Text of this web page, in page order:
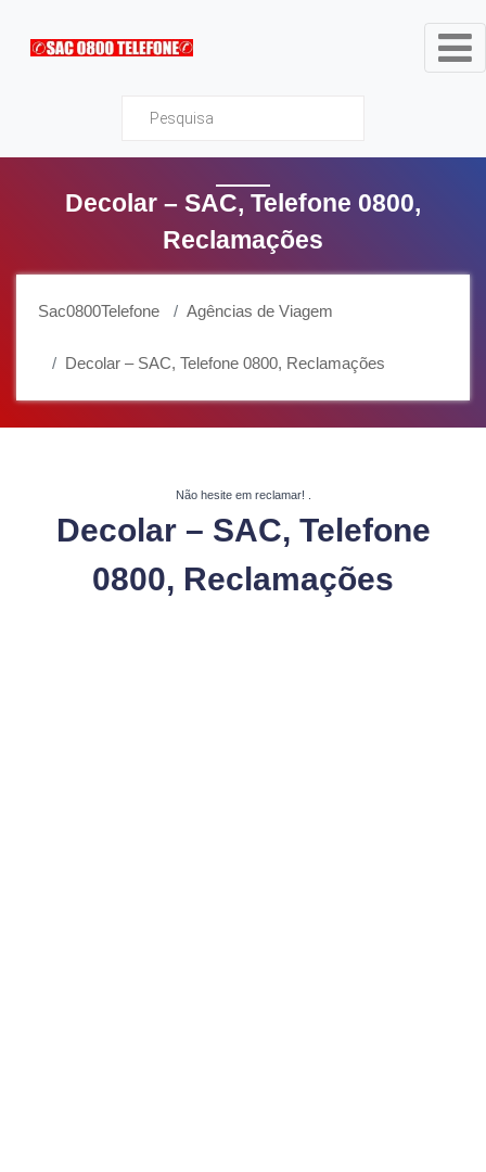
Sac0800Telefone
Decolar – SAC, Telefone 0800,
Reclamações
Sac0800Telefone Agências de Viagem
Decolar – SAC, Telefone 0800, Reclamações
Não hesite em reclamar!
Decolar – SAC, Telefone
0800, Reclamações